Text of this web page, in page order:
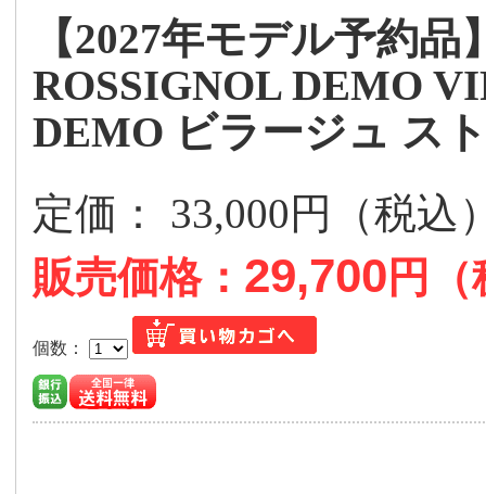
【2027年モデル予約品
ROSSIGNOL DEMO
DEMO ビラージュ ス
定価： 33,000円（税込
販売価格： 29,700 円
個数：